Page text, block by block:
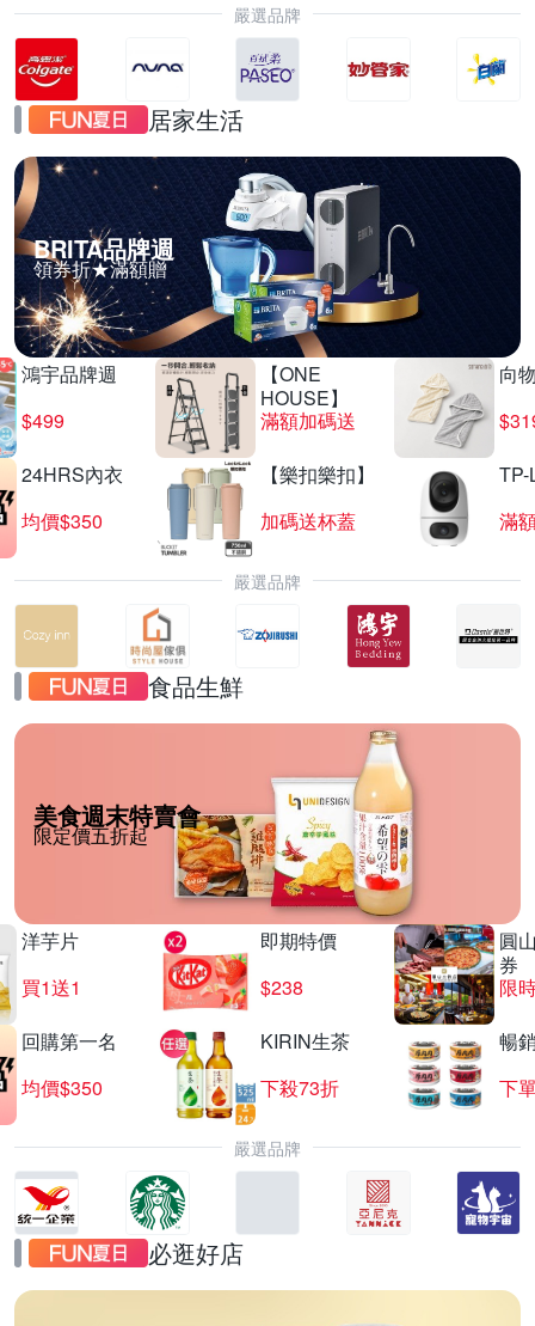
嚴選品牌
居家生活
BRITA品牌週
領券折★滿額贈
鴻宇品牌週
$499
【ONE
HOUSE】
滿額加碼送
向
24HRS內衣
均價$350
【樂扣樂扣】
加碼送杯蓋
TP-
滿
嚴選品牌
食品生鮮
美食週末特賣會
限定價五折起
洋芋片
買1送1
即期特價
$238
圓
券
限
回購第一名
均價$350
KIRIN生茶
下殺73折
暢
下
嚴選品牌
必逛好店